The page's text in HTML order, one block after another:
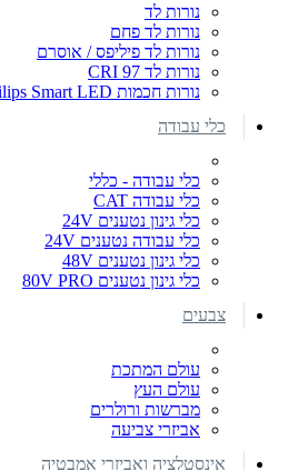
נורות לד
נורות לד פחם
נורות לד פיליפס / אוסרם
נורות לד CRI 97
נורות חכמות Philips Smart LED
כלי עבודה
כלי עבודה - כללי
כלי עבודה CAT
כלי גינון נטענים 24V
כלי עבודה נטענים 24V
כלי גינון נטענים 48V
כלי גינון נטענים 80V PRO
צבעים
עולם המתכת
עולם העץ
מברשות ורולרים
אביזרי צביעה
אינסטלציה ואביזרי אמבטיה